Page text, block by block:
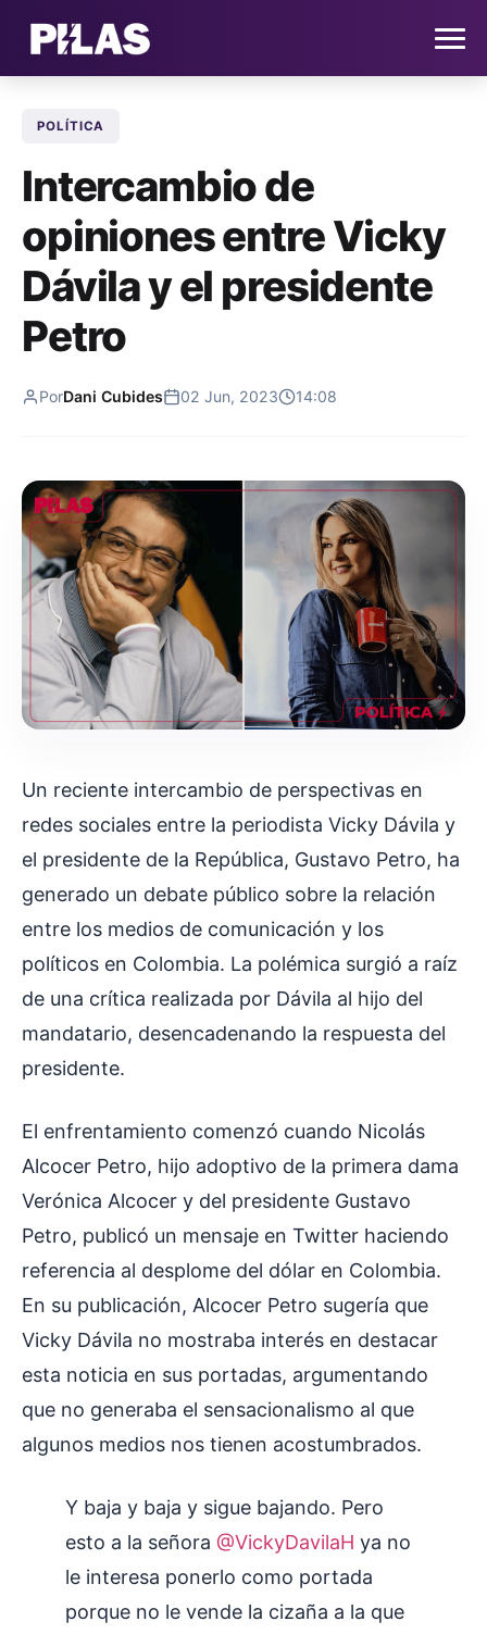
NOTICIAS
QUIÉNES SOMOS
CONTACTO
SUSCRÍBETE
POLÍTICA
Intercambio de
opiniones entre Vicky
Dávila y el presidente
Petro
PorDani Cubides 02 Jun, 2023 14:08
Un reciente intercambio de perspectivas en
redes sociales entre la periodista Vicky Dávila y
el presidente de la República, Gustavo Petro, ha
generado un debate público sobre la relación
entre los medios de comunicación y los
políticos en Colombia. La polémica surgió a raíz
de una crítica realizada por Dávila al hijo del
mandatario, desencadenando la respuesta del
presidente.
El enfrentamiento comenzó cuando Nicolás
Alcocer Petro, hijo adoptivo de la primera dama
Verónica Alcocer y del presidente Gustavo
Petro, publicó un mensaje en Twitter haciendo
referencia al desplome del dólar en Colombia.
En su publicación, Alcocer Petro sugería que
Vicky Dávila no mostraba interés en destacar
esta noticia en sus portadas, argumentando
que no generaba el sensacionalismo al que
algunos medios nos tienen acostumbrados.
Y baja y baja y sigue bajando. Pero
esto a la señora @VickyDavilaH ya no
le interesa ponerlo como portada
porque no le vende la cizaña a la que